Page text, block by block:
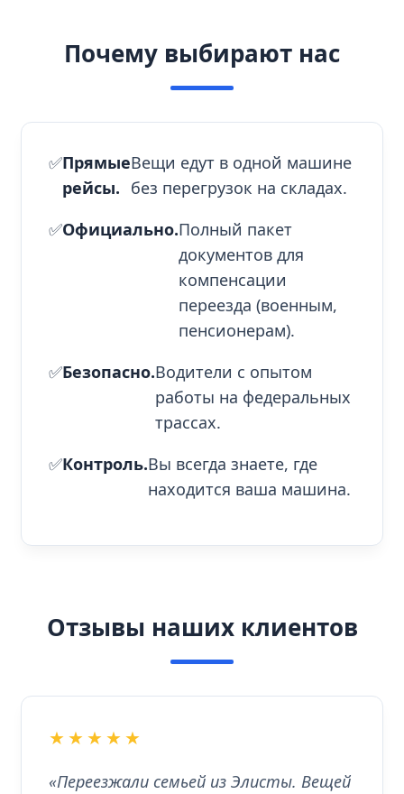
Почему выбирают нас
✅Прямые
рейсы.
Вещи едут в одной машине
без перегрузок на складах.
✅Официально.Полный пакет
документов для
компенсации
переезда (военным,
пенсионерам).
✅Безопасно.Водители с опытом
работы на федеральных
трассах.
✅Контроль.Вы всегда знаете, где
находится ваша машина.
Отзывы наших клиентов
★★★★★
«Переезжали семьей из Элисты. Вещей